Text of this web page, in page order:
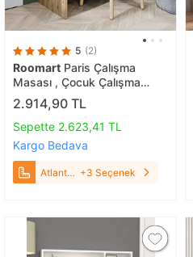
5 (2)
Roomart Paris Çalışma
Masası , Çocuk Çalışma
Masası, Ofis Masası,
Bilgisayar Masası 100 Cm
Atlantik Çam
2.914,90 TL
Sepette 2.623,41 TL
Kargo Bedava
Atlantik +3 Seçenek